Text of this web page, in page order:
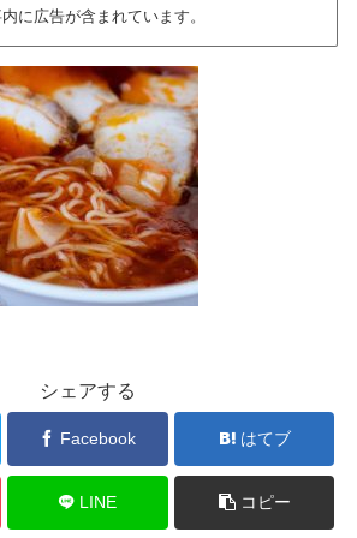
に広告が含まれています。
シェアする
Facebook はてブ
LINE コピー